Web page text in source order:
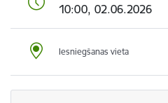
10:00, 02.06.2026
Iesniegšanas vieta